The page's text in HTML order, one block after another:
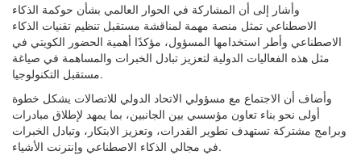
وأشار إلى أن المشاركة في الحوار العالمي بشأن حوكمة الذكاء
الاصطناعي تمثل منصة مهمة لمناقشة مستقبل تنظيم تقنيات الذكاء
الاصطناعي وأطر استخدامها المسؤول، مؤكدًا أهمية الحضور الكويتي في
مثل هذه الفعاليات الدولية لتعزيز تبادل الخبرات والمساهمة في صياغة
مستقبل التكنولوجيا.
وأضاف أن الاجتماع مع مسؤولي الاتحاد الدولي للاتصالات يشكل خطوة
أولى نحو بناء تعاون مؤسسي بين الجانبين، بما يمهد لإطلاق مبادرات
وبرامج مشتركة تستهدف تطوير القدرات، وتعزيز الابتكار، وتبادل الخبرات
في مجالي الذكاء الاصطناعي وإنترنت الأشياء.